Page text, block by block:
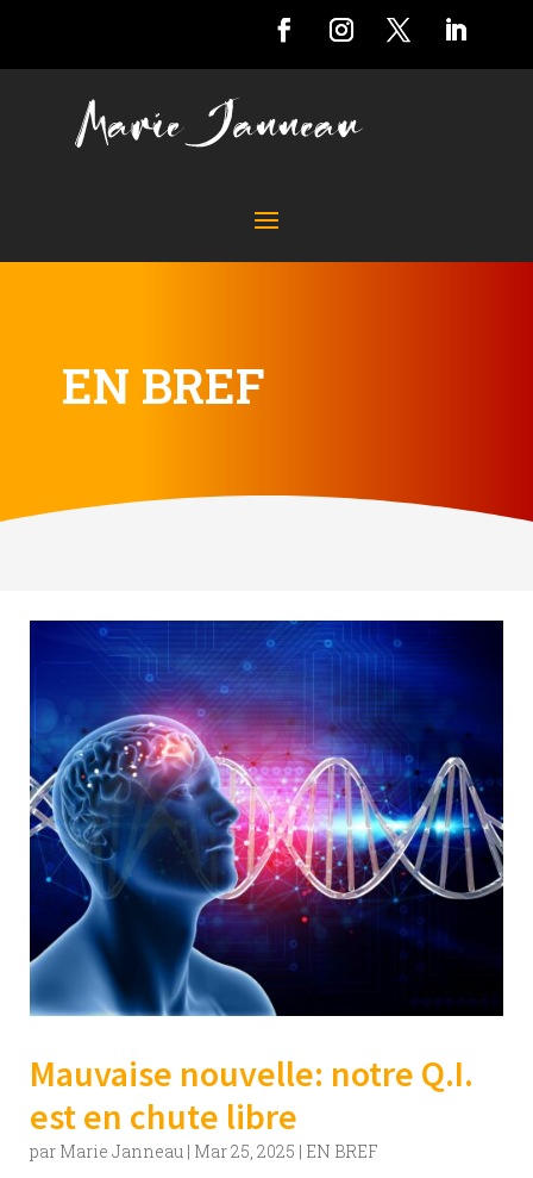
EN BREF
Mauvaise nouvelle: notre Q.I.
est en chute libre
par Marie Janneau | Mar 25, 2025 | EN BREF